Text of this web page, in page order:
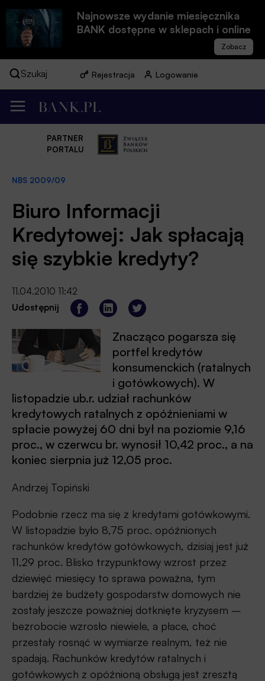
Najnowsze wydanie miesięcznika
BANK dostępne w sklepach i online
Szukaj Rejestracja Logowanie
PARTNER
PORTALU
NBS 2009/09
Biuro Informacji
Kredytowej: Jak spłacają
się szybkie kredyty?
11.04.2010 11:42
Udostępnij
Znacząco pogarsza się
portfel kredytów
konsumenckich (ratalnych
i gotówkowych). W
listopadzie ub.r. udział rachunków
kredytowych ratalnych z opóźnieniami w
spłacie powyżej 60 dni był na poziomie 9,16
proc., w czerwcu br. wynosił 10,42 proc., a na
koniec sierpnia już 12,05 proc.
Andrzej Topiński
Podobnie rzecz ma się z kredytami gotówkowymi.
W listopadzie było 8,75 proc. opóźnionych
rachunków kredytów gotówkowych, dzisiaj jest już
11,29 proc. Blisko trzypunktowy wzrost przez
dziewięć miesięcy to sprawa poważna, tym
bardziej że budżety gospodarstw domowych nie
zostały jeszcze poważniej dotknięte kryzysem –
bezrobocie wzrosło niewiele, a płace, choć
przestały rosnąć w wymiarze realnym, też nie
spadają. Rachunków kredytów ratalnych i
gotówkowych z opóźnioną obsługą jest zresztą